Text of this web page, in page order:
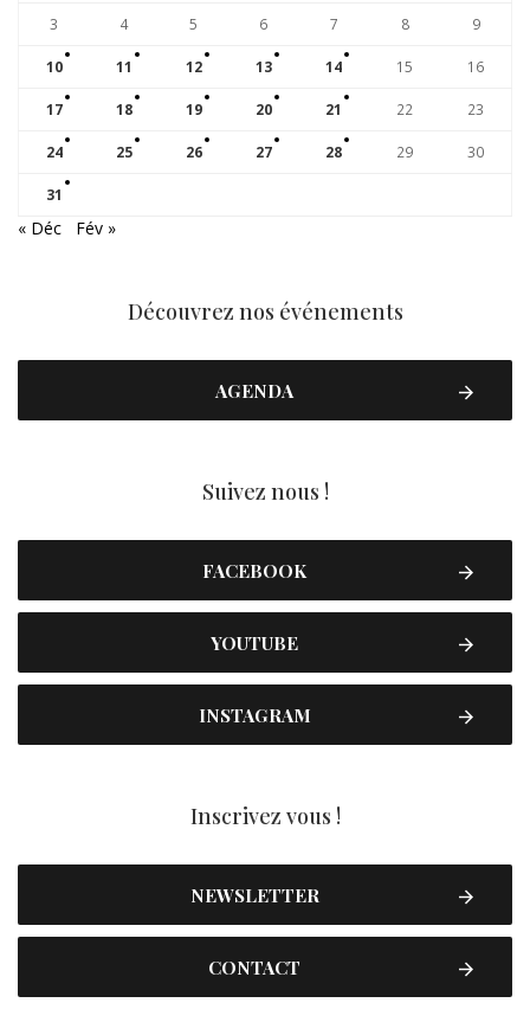
3 4 5 6 7 8 9
10 11 12 13 14 15 16
17 18 19 20 21 22 23
24 25 26 27 28 29 30
31
« Déc Fév »
Découvrez nos événements
AGENDA
Suivez nous !
FACEBOOK
YOUTUBE
INSTAGRAM
Inscrivez vous !
NEWSLETTER
CONTACT